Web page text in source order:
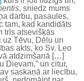
, sniedz mums
darbu, pasaules,
tam, kad kandidāts
trīs atsevišķās
Tēvu, Dēlu un
akts, ko Sv. Leo
atdzimšanā […]
Dievam,” un citur,
saskaņā ar liecību,